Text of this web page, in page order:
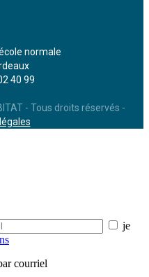
normale
40 99
- Tous droits réservés -
je
courriel